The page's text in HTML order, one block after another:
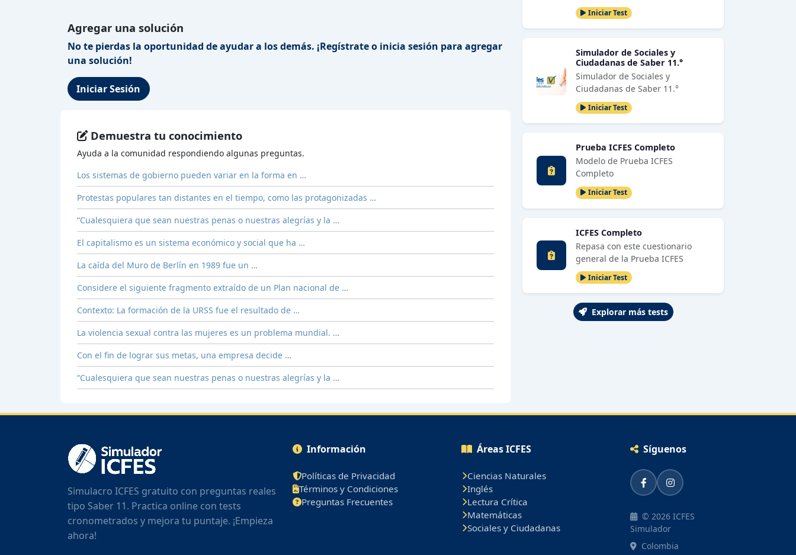
Agregar una solución
No te pierdas la oportunidad de ayudar a los demás. ¡Regístrate o inicia sesión para agregar
una solución!
Iniciar Sesión
Demuestra tu conocimiento
Ayuda a la comunidad respondiendo algunas preguntas.
Los sistemas de gobierno pueden variar en la forma en …
Protestas populares tan distantes en el tiempo, como las protagonizadas …
“Cualesquiera que sean nuestras penas o nuestras alegrías y la …
El capitalismo es un sistema económico y social que ha …
La caída del Muro de Berlín en 1989 fue un …
Considere el siguiente fragmento extraído de un Plan nacional de …
Contexto: La formación de la URSS fue el resultado de …
La violencia sexual contra las mujeres es un problema mundial. …
Con el fin de lograr sus metas, una empresa decide …
“Cualesquiera que sean nuestras penas o nuestras alegrías y la …
Iniciar Test
Simulador de Sociales y
Ciudadanas de Saber 11.°
Simulador de Sociales y
Ciudadanas de Saber 11.°
Iniciar Test
Prueba ICFES Completo
Modelo de Prueba ICFES
Completo
Iniciar Test
ICFES Completo
Repasa con este cuestionario
general de la Prueba ICFES
Iniciar Test
Explorar más tests
Simulacro ICFES gratuito con preguntas reales
tipo Saber 11. Practica online con tests
cronometrados y mejora tu puntaje. ¡Empieza
ahora!
Información
Políticas de Privacidad
Términos y Condiciones
Preguntas Frecuentes
Áreas ICFES
Ciencias Naturales
Inglés
Lectura Crítica
Matemáticas
Sociales y Ciudadanas
Síguenos
© 2026 ICFES
Simulador
Colombia